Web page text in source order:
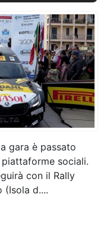
gara è passato
sociali.
con il Rally
d....